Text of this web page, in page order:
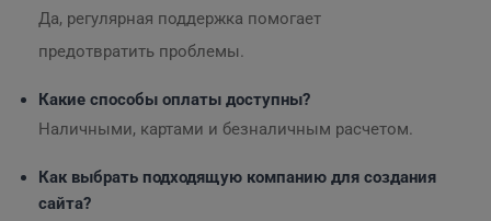
Да, регулярная поддержка помогает
предотвратить проблемы.
Какие способы оплаты доступны?
Наличными, картами и безналичным расчетом.
Как выбрать подходящую компанию для создания
сайта?